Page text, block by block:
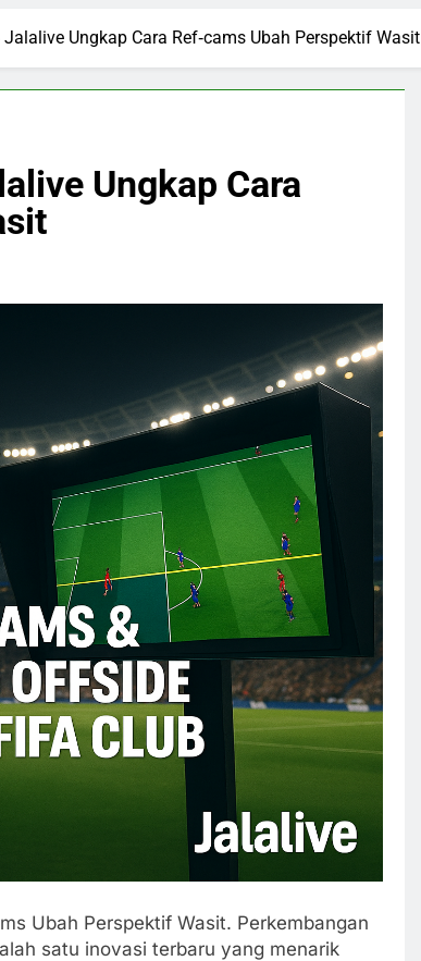
Ungkap Cara Ref‑cams Ubah Perspektif Wasit
Ungkap Cara
Ubah Perspektif Wasit. Perkembangan
satu inovasi terbaru yang menarik